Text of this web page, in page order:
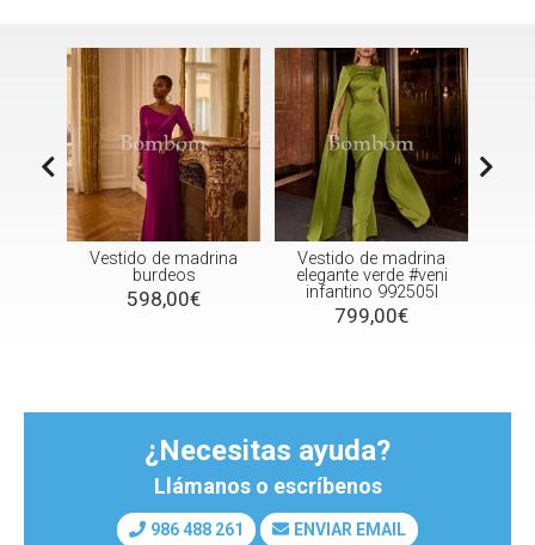
Vestido de madrina
burdeos
598,00€
Vestido de madrina
elegante verde #veni
infantino 992505l
799,00€
¿Necesitas ayuda?
Llámanos o escríbenos
986 488 261 ENVIAR EMAIL